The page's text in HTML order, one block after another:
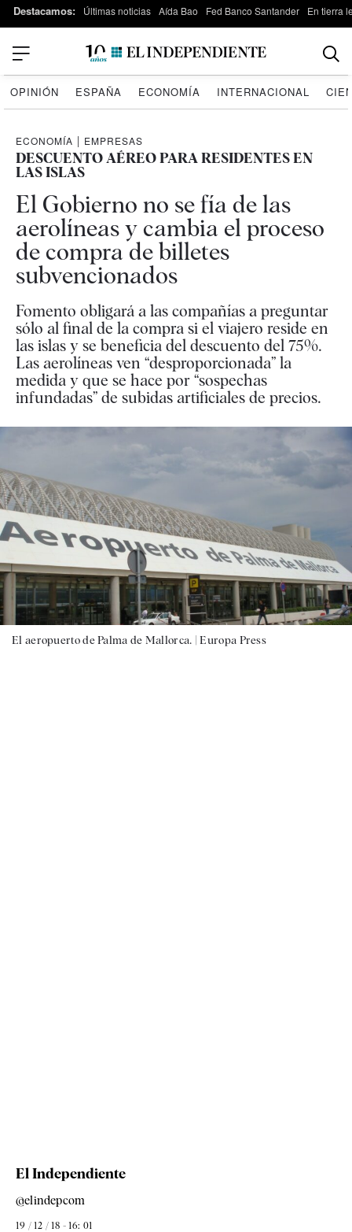
Destacamos: Últimas noticias Aída Bao Fed Banco Santander En tierra
OPINIÓN ESPAÑA ECONOMÍA INTERNACIONAL
ECONOMÍA | EMPRESAS
DESCUENTO AÉREO PARA RESIDENTES EN
LAS ISLAS
El Gobierno no se fía de las
aerolíneas y cambia el proceso
de compra de billetes
subvencionados
Fomento obligará a las compañías a preguntar
sólo al final de la compra si el viajero reside en
las islas y se beneficia del descuento del 75%.
Las aerolíneas ven “desproporcionada” la
medida y que se hace por “sospechas
infundadas” de subidas artificiales de precios.
El aeropuerto de Palma de Mallorca. |Europa Press
El Independiente
@elindepcom
19 / 12 / 18 - 16: 01